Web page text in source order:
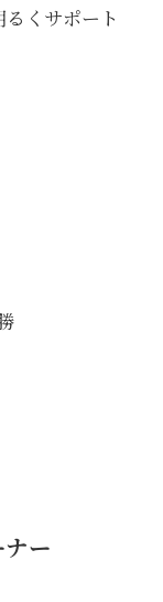
くサポート
ー